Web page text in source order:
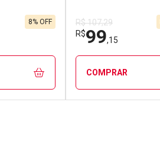
8% OFF
R$ 107,29
R$99,15
COMPRAR